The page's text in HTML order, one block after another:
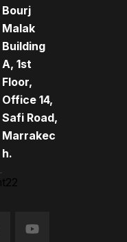
Bourj
Malak
Building
A, 1st
Floor,
Office 14,
Safi Road,
Marrakec
h.